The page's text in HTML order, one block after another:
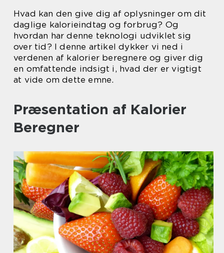
Hvad kan den give dig af oplysninger om dit
daglige kalorieindtag og forbrug? Og
hvordan har denne teknologi udviklet sig
over tid? I denne artikel dykker vi ned i
verdenen af kalorier beregnere og giver dig
en omfattende indsigt i, hvad der er vigtigt
at vide om dette emne.
Præsentation af Kalorier
Beregner